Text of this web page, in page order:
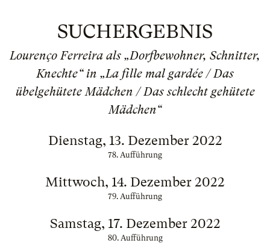
SUCHERGEBNIS
Lourenço Ferreira als „Dorfbewohner, Schnitter,
Knechte“ in „La fille mal gardée / Das
übelgehütete Mädchen / Das schlecht gehütete
Mädchen“
Dienstag, 13. Dezember 2022
78. Aufführung
Mittwoch, 14. Dezember 2022
79. Aufführung
Samstag, 17. Dezember 2022
80. Aufführung